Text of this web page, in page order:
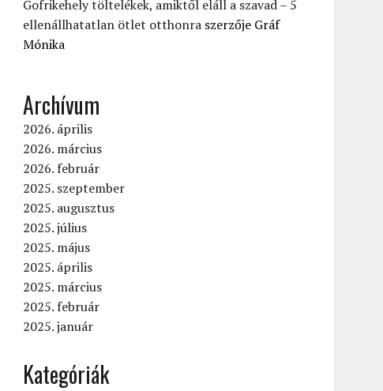
Gofrikehely töltelékek, amiktől eláll a szavad – 5
ellenállhatatlan ötlet otthonra szerzője Gráf
Mónika
Archívum
2026. április
2026. március
2026. február
2025. szeptember
2025. augusztus
2025. július
2025. május
2025. április
2025. március
2025. február
2025. január
Kategóriák